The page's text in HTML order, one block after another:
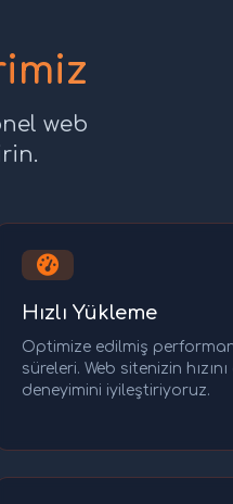
web
Hızlı Yükleme
Optimize edilmiş
süreleri. Web sitenizin
deneyimini iyileştiriyoruz.